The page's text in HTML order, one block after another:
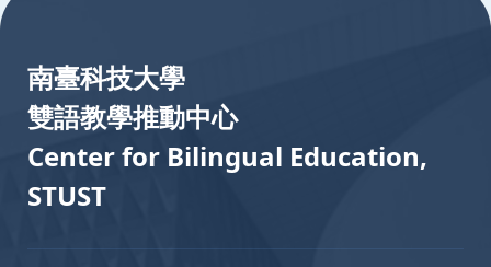
南臺科技大學
雙語教學推動中心
Center for Bilingual Education,
STUST